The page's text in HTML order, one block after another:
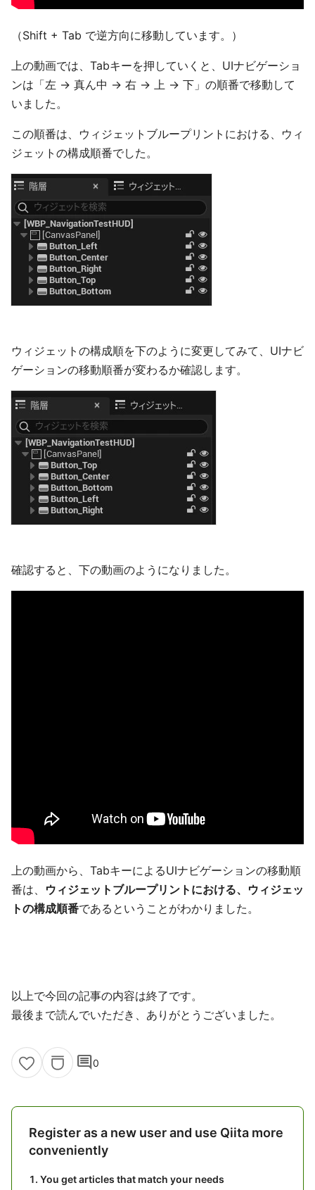
（Shift + Tab で逆方向に移動しています。）
上の動画では、Tabキーを押していくと、UIナビゲーショ
ンは「左 → 真ん中 → 右 → 上 → 下」の順番で移動して
いました。
この順番は、ウィジェットブループリントにおける、ウィ
ジェットの構成順番でした。
ウィジェットの構成順を下のように変更してみて、UIナビ
ゲーションの移動順番が変わるか確認します。
確認すると、下の動画のようになりました。
上の動画から、TabキーによるUIナビゲーションの移動順
番は、 ウィジェットブループリントにおける、ウィジェッ
トの構成順番であるということがわかりました。
以上で今回の記事の内容は終了です。
最後まで読んでいただき、ありがとうございました。
comment0
Register as a new user and use Qiita more
conveniently
You get articles that match your needs